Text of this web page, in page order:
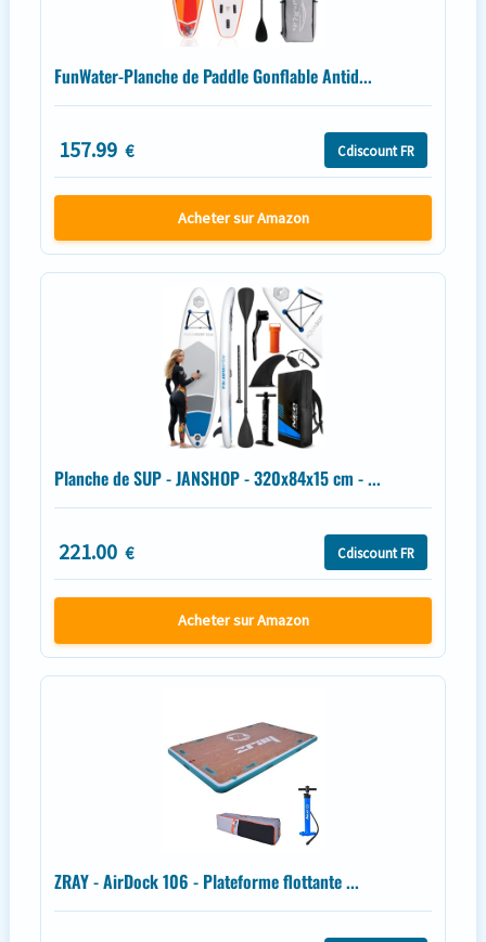
FunWater-Planche de Paddle Gonflable Antid...
157.99 € Cdiscount FR
Acheter sur Amazon
Planche de SUP - JANSHOP - 320x84x15 cm - ...
221.00 € Cdiscount FR
Acheter sur Amazon
ZRAY - AirDock 106 - Plateforme flottante ...